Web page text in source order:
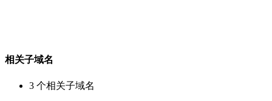
相关子域名
3 个相关子域名